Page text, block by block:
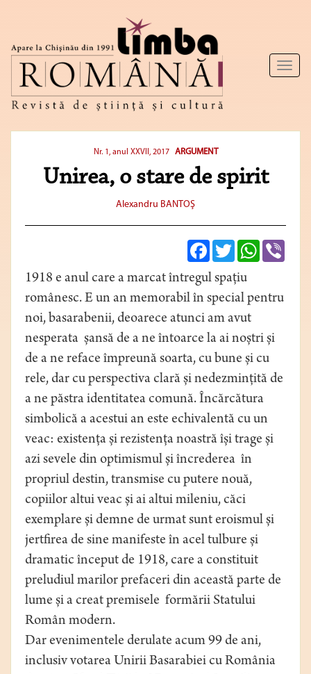
Toggle
Nr. 1, anul XXVII, 2017 ARGUMENT
Unirea, o stare de spirit
Alexandru BANTOŞ
FacebookTwitterWhatsApp
1918 e anul care a marcat întregul spațiu
românesc. E un an memorabil în special pentru
noi, basarabenii, deoarece atunci am avut
nesperata șansă de a ne întoarce la ai noștri și
de a ne reface împreună soarta, cu bune și cu
rele, dar cu perspectiva clară și nedezmințită de
a ne păstra identitatea comună. Încărcătura
simbolică a acestui an este echivalentă cu un
veac: existența și rezistența noastră își trage și
azi sevele din optimismul și încrederea în
propriul destin, transmise cu putere nouă,
copiilor altui veac și ai altui mileniu, căci
exemplare și demne de urmat sunt eroismul și
jertfirea de sine manifeste în acel tulbure și
dramatic început de 1918, care a constituit
preludiul marilor prefaceri din această parte de
lume și a creat premisele formării Statului
Român modern.
Dar evenimentele derulate acum 99 de ani,
inclusiv votarea Unirii Basarabiei cu România